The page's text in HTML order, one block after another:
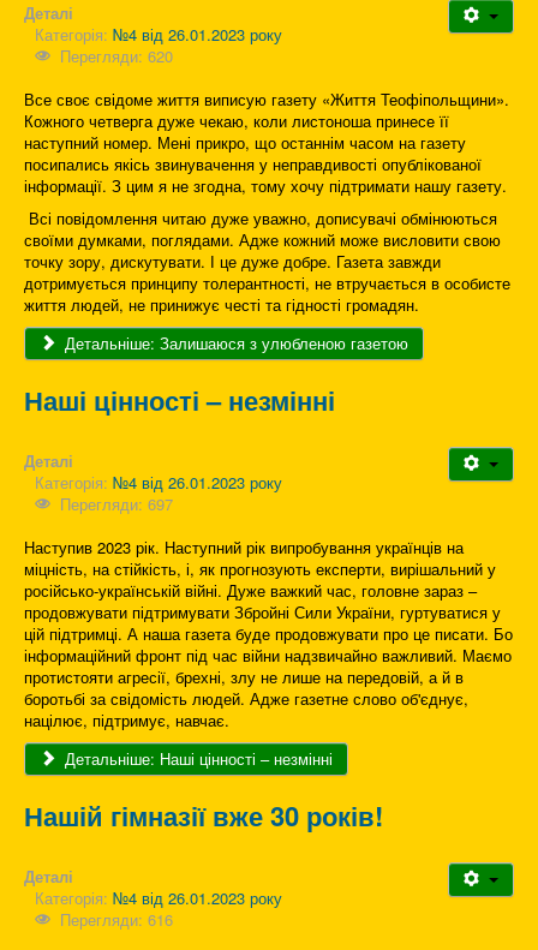
Деталі
Категорія: №4 від 26.01.2023 року
Перегляди: 620
Все своє свідоме життя виписую газету «Життя Теофіпольщини».
Кожного четверга дуже чекаю, коли листоноша принесе її
наступний номер. Мені прикро, що останнім часом на газету
посипались якісь звинувачення у неправдивості опублікованої
інформації. З цим я не згодна, тому хочу підтримати нашу газету.
Всі повідомлення читаю дуже уважно, дописувачі обмінюються
своїми думками, поглядами. Адже кожний може висловити свою
точку зору, дискутувати. І це дуже добре. Газета завжди
дотримується принципу толерантності, не втручається в особисте
життя людей, не принижує честі та гідності громадян.
Детальніше: Залишаюся з улюбленою газетою
Наші цінності – незмінні
Деталі
Категорія: №4 від 26.01.2023 року
Перегляди: 697
Наступив 2023 рік. Наступний рік випробування українців на
міцність, на стійкість, і, як прогнозують експерти, вирішальний у
російсько-українській війні. Дуже важкий час, головне зараз –
продовжувати підтримувати Збройні Сили України, гуртуватися у
цій підтримці. А наша газета буде продовжувати про це писати. Бо
інформаційний фронт під час війни надзвичайно важливий. Маємо
протистояти агресії, брехні, злу не лише на передовій, а й в
боротьбі за свідомість людей. Адже газетне слово об'єднує,
націлює, підтримує, навчає.
Детальніше: Наші цінності – незмінні
Нашій гімназії вже 30 років!
Деталі
Категорія: №4 від 26.01.2023 року
Перегляди: 616